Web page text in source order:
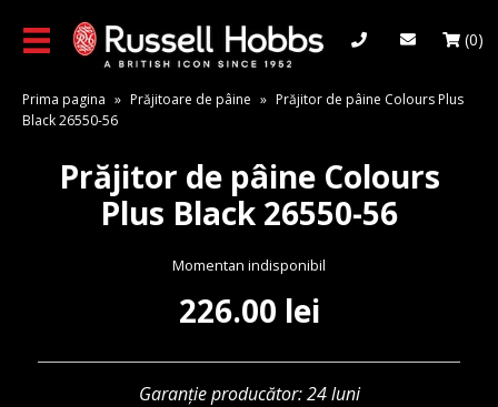
main
(0)
Prima pagina » Prăjitoare de pâine » Prăjitor de pâine Colours Plus
Black 26550-56
Prăjitor de pâine Colours
Plus Black 26550-56
Momentan indisponibil
226.00 lei
Garanție producător: 24 luni